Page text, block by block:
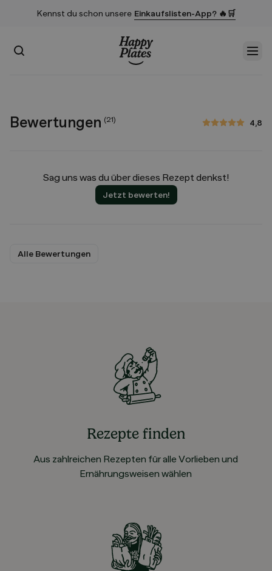
Kennst du schon unsere Einkaufslisten-App? 🔥🛒
Suchen
Bewertungen (21) 4,8
4,8 von 5 Sternen
Sag uns was du über dieses Rezept denkst!
Jetzt bewerten!
Alle Bewertungen
Rezepte finden
Aus zahlreichen Rezepten für alle Vorlieben und
Ernährungsweisen wählen